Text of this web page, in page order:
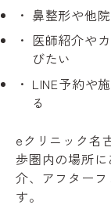
鼻整形や他
医師紹介や
びたい
LINE予約や
る
eクリニック名
歩圏内の場所
介、アフター
す。